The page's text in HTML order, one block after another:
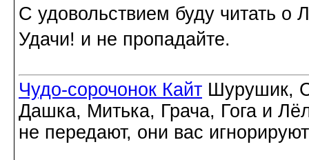
С удовольствием буду читать
Удачи! и не пропадайте.
Чудо-сорочонок Кайт Шурушик,
Дашка, Митька, Грача, Гога и
не передают, они вас игнорируют